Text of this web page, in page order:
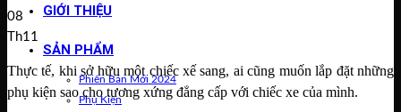
GIỚI THIỆU
SẢN PHẨM
Phiên Bản Mới 2024
Phụ Kiện
08
Th11
Thực tế, khi sở hữu một chiếc xế sang, ai cũng muốn lắp đặt những
phụ kiện sao cho tương xứng đẳng cấp với chiếc xe của mình.